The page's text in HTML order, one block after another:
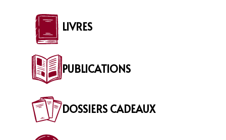
LIVRES
PUBLICATIONS
DOSSIERS CADEAUX